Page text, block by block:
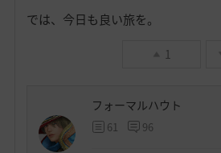
では、今日も良い旅を。
1
フォーマルハウト
61 96